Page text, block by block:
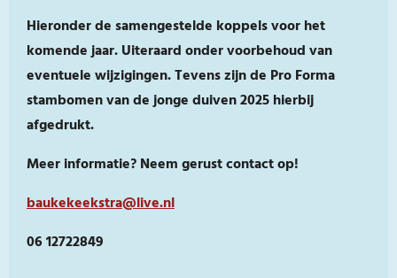
Hieronder de samengestelde koppels voor het
komende jaar. Uiteraard onder voorbehoud van
eventuele wijzigingen. Tevens zijn de Pro Forma
stambomen van de jonge duiven 2025 hierbij
afgedrukt.
Meer informatie? Neem gerust contact op!
baukekeekstra@live.nl
06 12722849